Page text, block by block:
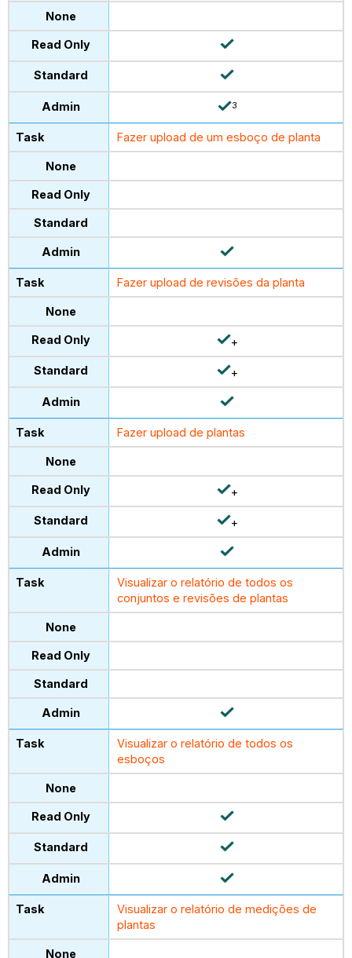
3
Fazer upload de um esboço de planta
Fazer upload de revisões da planta
+
+
Fazer upload de plantas
+
+
Visualizar o relatório de todos os
conjuntos e revisões de plantas
Visualizar o relatório de todos os
esboços
Visualizar o relatório de medições de
plantas